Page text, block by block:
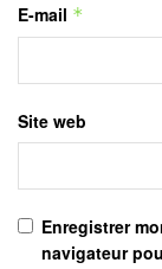
E-mail *
Site web
Enregistrer
navigateur